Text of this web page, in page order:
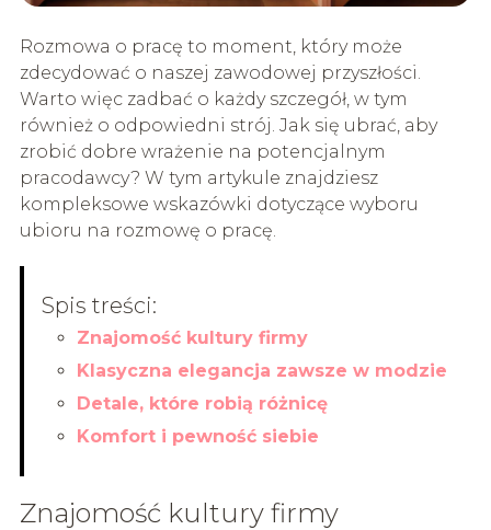
Rozmowa o pracę to moment, który może
zdecydować o naszej zawodowej przyszłości.
Warto więc zadbać o każdy szczegół, w tym
również o odpowiedni strój. Jak się ubrać, aby
zrobić dobre wrażenie na potencjalnym
pracodawcy? W tym artykule znajdziesz
kompleksowe wskazówki dotyczące wyboru
ubioru na rozmowę o pracę.
Spis treści:
Znajomość kultury firmy
Klasyczna elegancja zawsze w modzie
Detale, które robią różnicę
Komfort i pewność siebie
Znajomość kultury firmy